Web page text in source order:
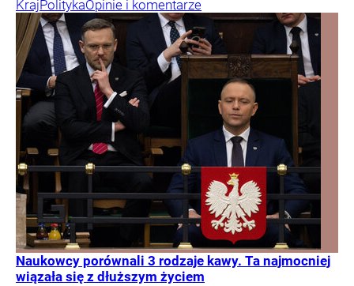
KrajPolitykaOpinie i komentarze
Naukowcy porównali 3 rodzaje kawy. Ta najmocniej
wiązała się z dłuższym życiem